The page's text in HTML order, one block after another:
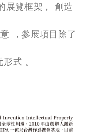
展覽框架， 創造
，參展項目除了
式 。